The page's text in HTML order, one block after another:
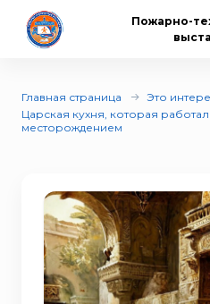
Пожарно-
Главная страница
Это
Царская кухня, которая
месторождением